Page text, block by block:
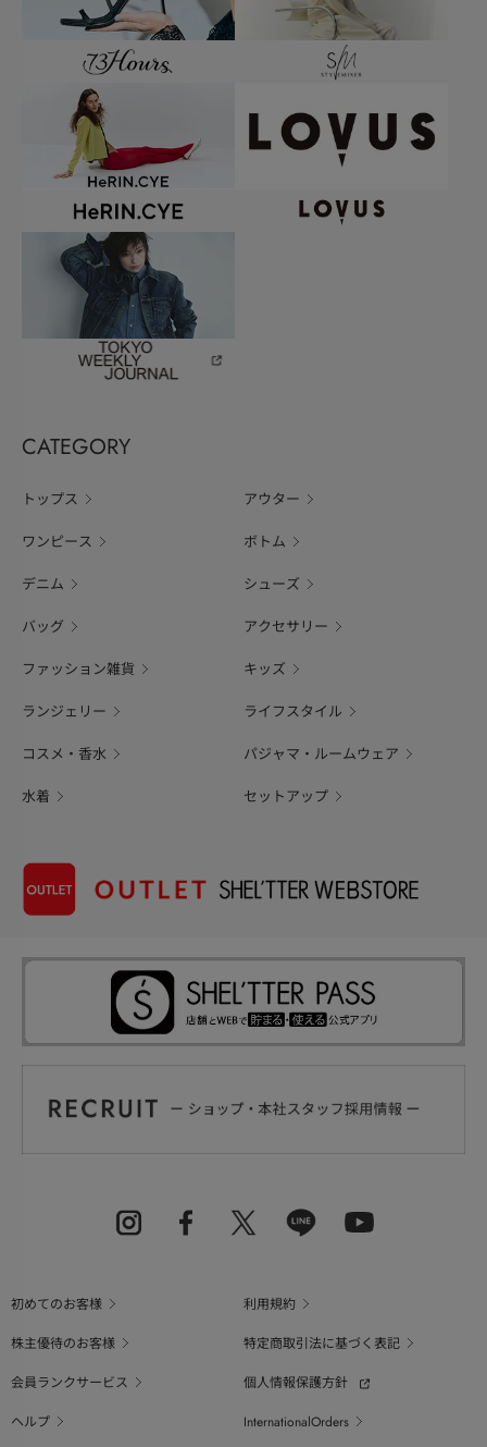
CATEGORY
トップス アウター
ワンピース ボトム
デニム シューズ
バッグ アクセサリー
ファッション雑貨 キッズ
ランジェリー ライフスタイル
コスメ・香水 パジャマ・ルームウェア
水着 セットアップ
初めてのお客様
利用規約
株主優待のお客様
特定商取引法に基づく表記
会員ランクサービス
個人情報保護方針
ヘルプ
InternationalOrders